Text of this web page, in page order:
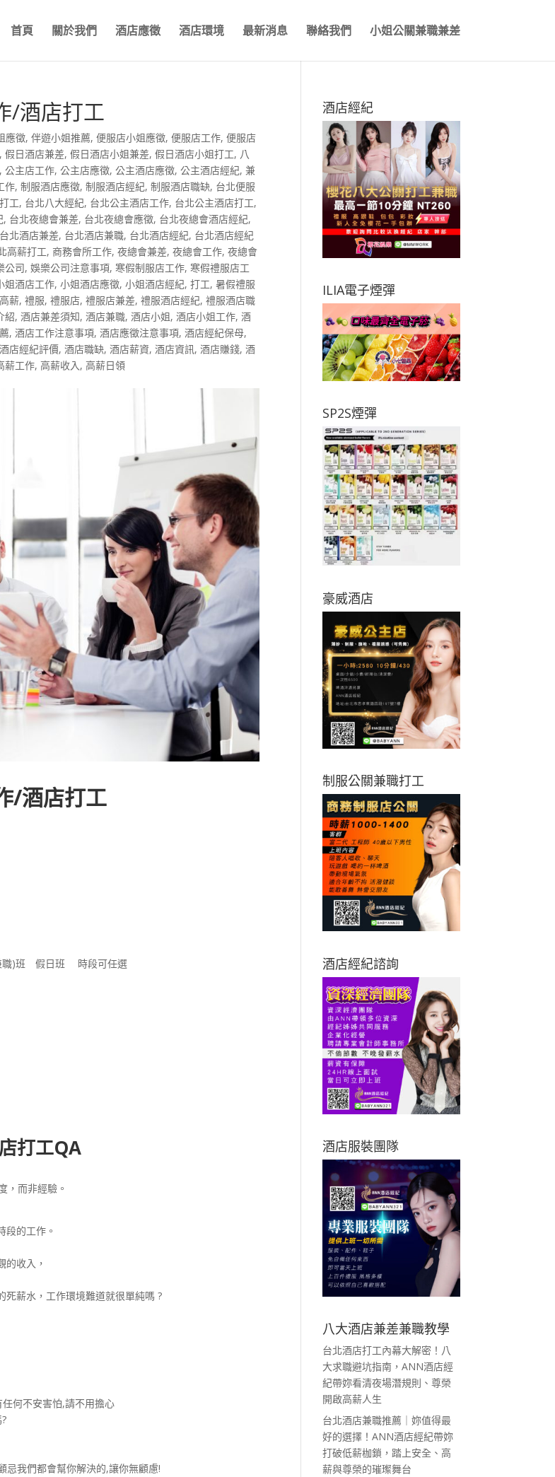
首頁 關於我們 酒店應徵 酒店環境 最新消息 聯絡我們 小姐公關兼職兼差
/酒店打工
應徵,伴遊小姐推薦,便服店小姐應徵,便服店工作,便服店
,假日酒店兼差,假日酒店小姐兼差,假日酒店小姐打工, 八
,公主店工作,公主店應徵,公主酒店應徵,公主酒店經紀,兼
作,制服酒店應徵,制服酒店經紀,制服酒店職缺, 台北便服
工, 台北八大經紀, 台北公主酒店工作, 台北公主酒店打工,
, 台北夜總會兼差, 台北夜總會應徵, 台北夜總會酒店經紀,
台北酒店兼差, 台北酒店兼職, 台北酒店經紀, 台北酒店經紀
高薪打工, 商務會所工作,夜總會兼差,夜總會工作,夜總會
公司,娛樂公司注意事項, 寒假制服店工作, 寒假禮服店工
姐酒店工作,小姐酒店應徵,小姐酒店經紀,打工,暑假禮服
薪,禮服,禮服店,禮服店兼差,禮服酒店經紀,禮服酒店職
紹,酒店兼差須知,酒店兼職,酒店小姐,酒店小姐工作,酒
,酒店工作注意事項,酒店應徵注意事項,酒店經紀保母,
酒店經紀評價,酒店職缺,酒店薪資,酒店資訊,酒店賺錢,酒
薪工作,高薪收入,高薪日領
/酒店打工
職)班 假日班 時段可任選
打工QA
，而非經驗。
段的工作。
的收入，
薪水，工作環境難道就很單純嗎 ?
何不安害怕,請不用擔心
忌我們都會幫你解決的,讓你無顧慮!
酒店經紀
ILIA電子煙彈
SP2S煙彈
豪威酒店
制服公關兼職打工
酒店經紀諮詢
酒店服裝團隊
八大酒店兼差兼職教學
台北酒店打工內幕大解密！八
大求職避坑指南，ANN酒店經
紀帶妳看清夜場潛規則、尊榮
開啟高薪人生
台北酒店兼職推薦｜妳值得最
好的選擇！ANN酒店經紀帶妳
打破低薪枷鎖，踏上安全、高
薪與尊榮的璀璨舞台